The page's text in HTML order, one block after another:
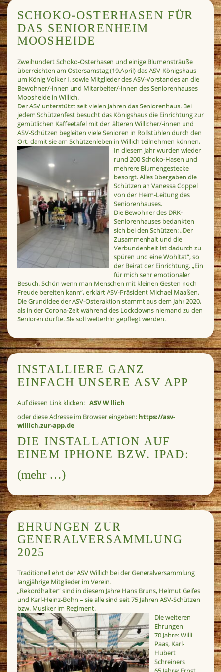
SCHOKO-OSTERHASEN FÜR
DAS SENIORENHEIM
MOOSHEIDE
Zweihundert Schoko-Osterhasen und einige Blumensträuße
überreichten am Ostersamstag (19.April) das ASV-Königshaus
um König Volker I. sowie Mitglieder des ASV-Vorstandes an die
Bewohner/-innen und Mitarbeiter/-innen des Seniorenhauses
Moosheide in Willich.
Der ASV unterstützt seit vielen Jahren das Seniorenhaus. Bei
jedem Schützenfest besucht das Königshaus die Einrichtung zur
gemütlichen Kaffeetafel mit den älteren Willicher/-innen und
ASV-Schützen begleiten viele Senioren in Rollstühlen durch den
Ort, damit sie am Schützenleben in Willich teilnehmen können.
In diesem Jahr wurden wieder
rund 200 Schoko-Hasen und
mehrere Blumengestecke
besorgt. Alles übergaben die
Schützen an Vanessa Coppel
von der Heim-Leitung des
Seniorenhauses.
Die Bewohner des DRK-
Seniorenhauses bedankten
sich bei den Schützen: „Der
Zusammenhalt und die
Verbundenheit ist dadurch zu
spüren und eine Wohltat“, so
der Beirat der Einrichtung. „Ein
für mich sehr emotionaler
Besuch. Schön wenn man Menschen mit kleinen Gesten noch
Freude bereiten kann“, erklärt ASV-Präsident Michael Maaßen.
Die Grundidee der ASV-Osteraktion stammt aus dem Jahr 2020,
als in der Corona-Zeit während des Lockdowns niemand zu den
Senioren durfte. Sie soll weiterhin gepflegt werden.
INSTALLIERE GANZ
EINFACH UNSERE ASV APP
Auf diesen Link klicken: ASV Willich
oder diese Adresse im Browser eingeben: https://asv-
willich.zur-app.de
DIE INSTALLATION AUF
EINEM IPHONE BZW. IPAD:
(mehr …)
EHRUNGEN ZUR
GENERALVERSAMMLUNG
2025
Traditionell ehrt der ASV Willich bei der Generalversammlung
langjährige Mitglieder im Verein.
„Rekordhalter“ sind in diesem Jahre Hans Bruns, Helmut Geifes
und Karl-Heinz-Bohn – sie alle sind seit 75 Jahren ASV-Schützen
bzw. Musiker im Regiment.
Die weiteren
Ehrungen:
70 Jahre: Willi
Paas, Karl-
Hubert
Schreiners